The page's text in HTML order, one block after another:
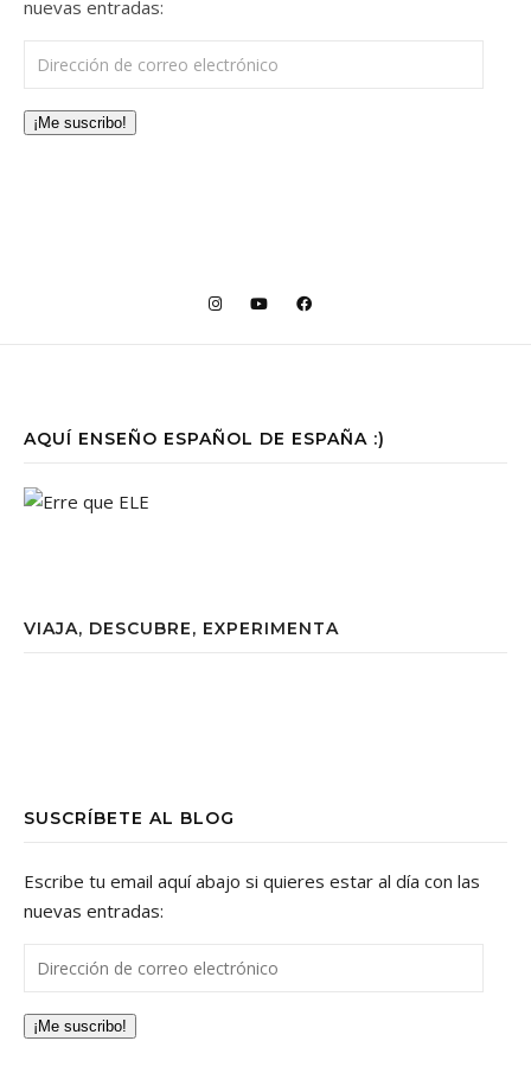
nuevas entradas:
Dirección de correo electrónico
¡Me suscribo!
AQUÍ ENSEÑO ESPAÑOL DE ESPAÑA :)
VIAJA, DESCUBRE, EXPERIMENTA
SUSCRÍBETE AL BLOG
Escribe tu email aquí abajo si quieres estar al día con las
nuevas entradas:
Dirección de correo electrónico
¡Me suscribo!